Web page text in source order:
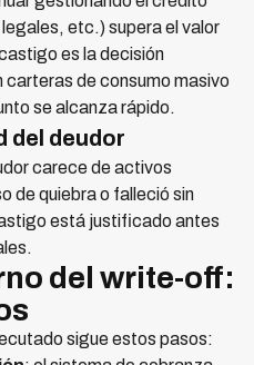
etc.) supera el valor
es la decisión
de consumo masivo
se alcanza rápido.
del deudor
carece de activos
de quiebra o falleció sin
está justificado antes
del write-off:
sigue estos pasos: